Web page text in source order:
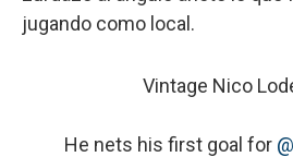
jugando como local.
Vintage Nico
He nets his first goal for